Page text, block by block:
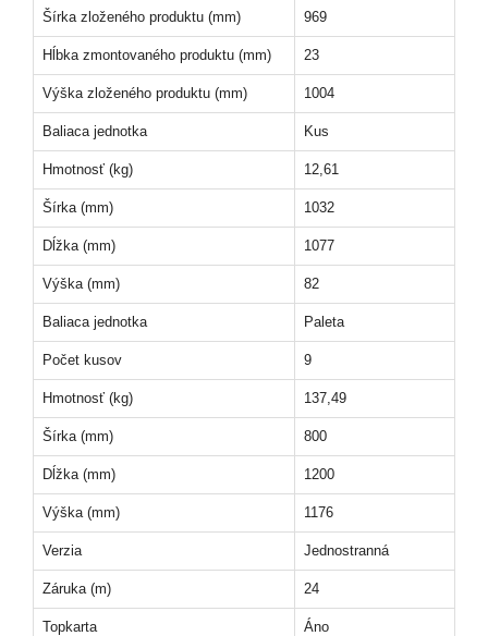
Šírka zloženého produktu (mm) 969
Hĺbka zmontovaného produktu (mm) 23
Výška zloženého produktu (mm) 1004
Baliaca jednotka Kus
Hmotnosť (kg) 12,61
Šírka (mm) 1032
Dĺžka (mm) 1077
Výška (mm) 82
Baliaca jednotka Paleta
Počet kusov 9
Hmotnosť (kg) 137,49
Šírka (mm) 800
Dĺžka (mm) 1200
Výška (mm) 1176
Verzia Jednostranná
Záruka (m) 24
Topkarta Áno